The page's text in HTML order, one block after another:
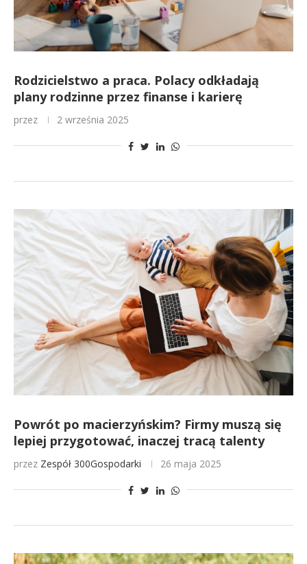
Rodzicielstwo a praca. Polacy odkładają
plany rodzinne przez finanse i karierę
przez 2 września 2025
Powrót po macierzyńskim? Firmy muszą się
lepiej przygotować, inaczej tracą talenty
przez Zespół 300Gospodarki 26 maja 2025